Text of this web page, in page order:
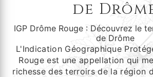
de
IGP Drôme Rouge : Découvrez le
de Drôme
L'Indication Géographique
Rouge est une appellation qui
richesse des terroirs de la région